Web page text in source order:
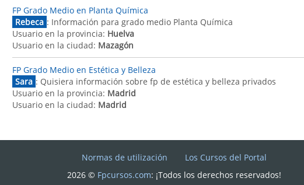
FP Grado Medio en Planta Química
Rebeca : Información para grado medio Planta Química
Usuario en la provincia: Huelva
Usuario en la ciudad: Mazagón
FP Grado Medio en Estética y Belleza
Sara : Quisiera información sobre fp de estética y belleza privados
Usuario en la provincia: Madrid
Usuario en la ciudad: Madrid
Normas de utilización
Los Cursos del Portal
2026 © Fpcursos.com: ¡Todos los derechos reservados!